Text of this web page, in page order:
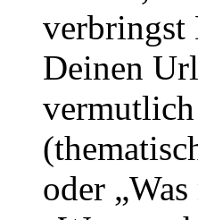
verbringst
Deinen
oder